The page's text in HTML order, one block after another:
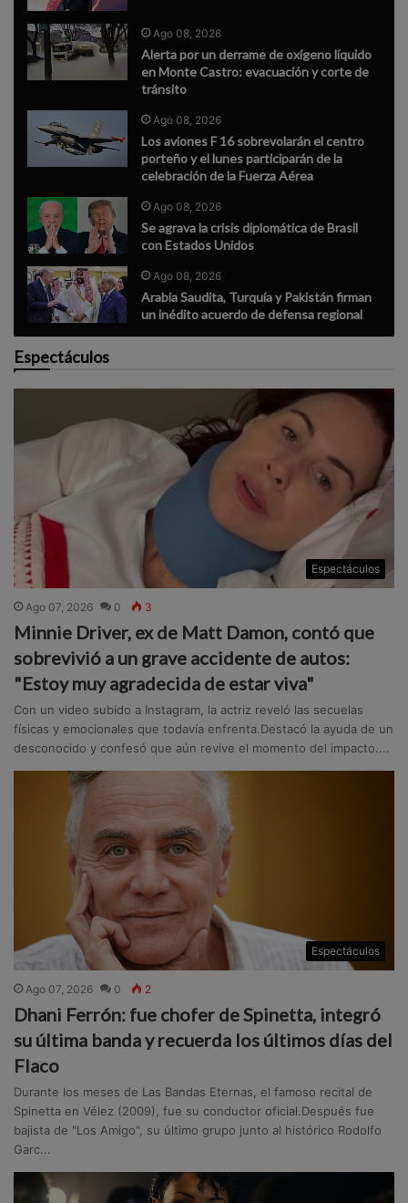
Ago 08, 2026
Alerta por un derrame de oxígeno líquido
en Monte Castro: evacuación y corte de
tránsito
Ago 08, 2026
Los aviones F 16 sobrevolarán el centro
porteño y el lunes participarán de la
celebración de la Fuerza Aérea
Ago 08, 2026
Se agrava la crisis diplomática de Brasil
con Estados Unidos
Ago 08, 2026
Arabia Saudita, Turquía y Pakistán firman
un inédito acuerdo de defensa regional
Espectáculos
Espectáculos
Ago 07, 2026 0 3
Minnie Driver, ex de Matt Damon, contó que
sobrevivió a un grave accidente de autos:
"Estoy muy agradecida de estar viva"
Con un video subido a Instagram, la actriz reveló las secuelas
físicas y emocionales que todavía enfrenta.Destacó la ayuda de un
desconocido y confesó que aún revive el momento del impacto....
Espectáculos
Ago 07, 2026 0 2
Dhani Ferrón: fue chofer de Spinetta, integró
su última banda y recuerda los últimos días del
Flaco
Durante los meses de Las Bandas Eternas, el famoso recital de
Spinetta en Vélez (2009), fue su conductor oficial.Después fue
bajista de "Los Amigo", su último grupo junto al histórico Rodolfo
Garc...